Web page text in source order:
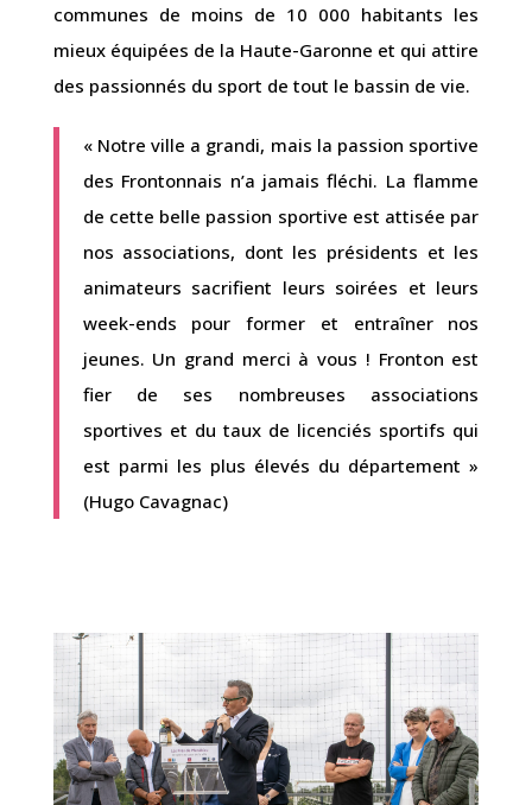
communes de moins de 10 000 habitants les
mieux équipées de la Haute-Garonne et qui attire
des passionnés du sport de tout le bassin de vie.
« Notre ville a grandi, mais la passion sportive
des Frontonnais n’a jamais fléchi. La flamme
de cette belle passion sportive est attisée par
nos associations, dont les présidents et les
animateurs sacrifient leurs soirées et leurs
week-ends pour former et entraîner nos
jeunes. Un grand merci à vous ! Fronton est
fier de ses nombreuses associations
sportives et du taux de licenciés sportifs qui
est parmi les plus élevés du département »
(Hugo Cavagnac)